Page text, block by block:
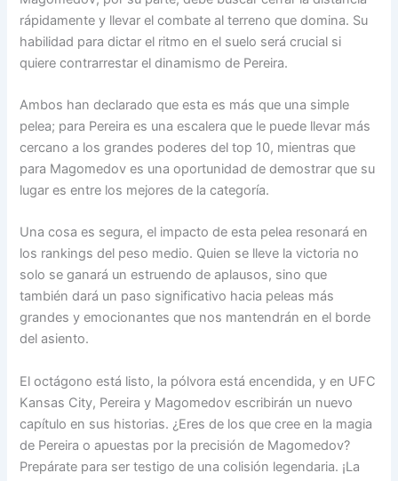
rápidamente y llevar el combate al terreno que domina. Su
habilidad para dictar el ritmo en el suelo será crucial si
quiere contrarrestar el dinamismo de Pereira.
Ambos han declarado que esta es más que una simple
pelea; para Pereira es una escalera que le puede llevar más
cercano a los grandes poderes del top 10, mientras que
para Magomedov es una oportunidad de demostrar que su
lugar es entre los mejores de la categoría.
Una cosa es segura, el impacto de esta pelea resonará en
los rankings del peso medio. Quien se lleve la victoria no
solo se ganará un estruendo de aplausos, sino que
también dará un paso significativo hacia peleas más
grandes y emocionantes que nos mantendrán en el borde
del asiento.
El octágono está listo, la pólvora está encendida, y en UFC
Kansas City, Pereira y Magomedov escribirán un nuevo
capítulo en sus historias. ¿Eres de los que cree en la magia
de Pereira o apuestas por la precisión de Magomedov?
Prepárate para ser testigo de una colisión legendaria. ¡La